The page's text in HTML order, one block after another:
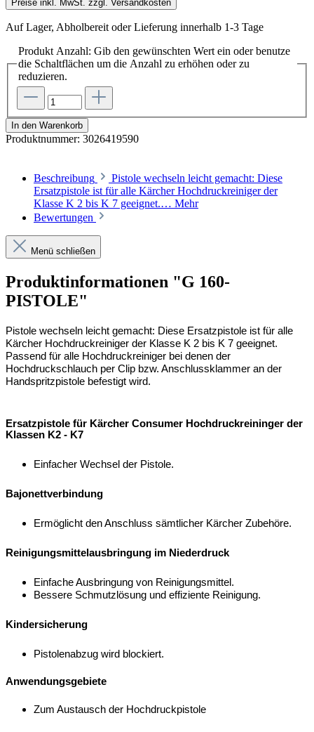
Preise inkl. MwSt. zzgl. Versandkosten
Auf Lager, Abholbereit oder Lieferung innerhalb 1-3 Tage
Produkt Anzahl: Gib den gewünschten Wert ein oder benutze
die Schaltflächen um die Anzahl zu erhöhen oder zu
reduzieren.
In den Warenkorb
Produktnummer: 3026419590
Beschreibung
Pistole wechseln leicht gemacht: Diese
Ersatzpistole ist für alle Kärcher Hochdruckreiniger der
Klasse K 2 bis K 7 geeignet.… Mehr
Bewertungen
Menü schließen
Produktinformationen "G 160-
PISTOLE"
Pistole wechseln leicht gemacht: Diese Ersatzpistole ist für alle
Kärcher Hochdruckreiniger der Klasse K 2 bis K 7 geeignet.
Passend für alle Hochdruckreiniger bei denen der
Hochdruckschlauch per Clip bzw. Anschlussklammer an der
Handspritzpistole befestigt wird.
Ersatzpistole für Kärcher Consumer Hochdruckreininger der
Klassen K2 - K7
Einfacher Wechsel der Pistole.
Bajonettverbindung
Ermöglicht den Anschluss sämtlicher Kärcher Zubehöre.
Reinigungsmittelausbringung im Niederdruck
Einfache Ausbringung von Reinigungsmittel.
Bessere Schmutzlösung und effiziente Reinigung.
Kindersicherung
Pistolenabzug wird blockiert.
Anwendungsgebiete
Zum Austausch der Hochdruckpistole